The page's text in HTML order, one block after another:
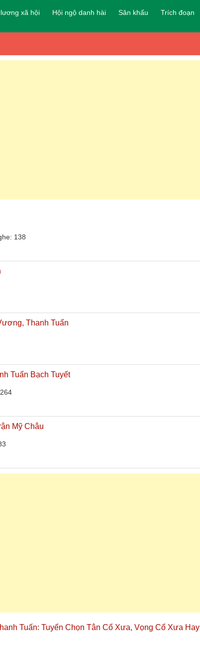
xã hội Hội ngộ danh hài Sân khấu Trích đoạn
138
Thanh Tuấn
Tuấn Bạch Tuyết
Mỹ Châu
Tuấn: Tuyển Chọn Tân Cổ Xưa, Vọng Cổ Xưa Hay